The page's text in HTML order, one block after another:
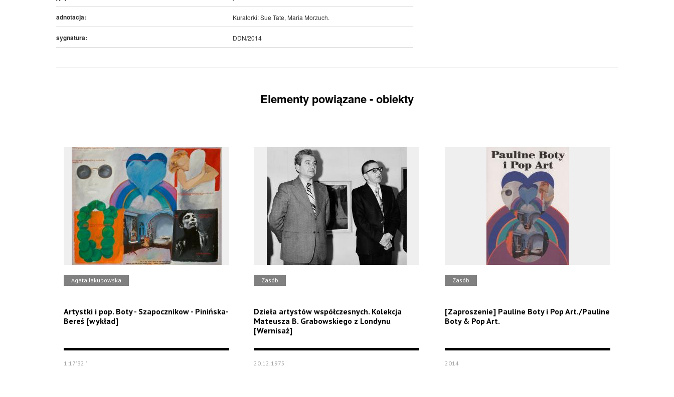
adnotacja: Kuratorki: Sue Tate, Maria Morzuch.
sygnatura: DDN/2014
Elementy powiązane - obiekty
Agata Jakubowska
Artystki i pop. Boty - Szapocznikow - Pinińska-
Bereś [wykład]
1:17'32''
Zasób
Dzieła artystów współczesnych. Kolekcja
Mateusza B. Grabowskiego z Londynu
[Wernisaż]
20.12.1975
Zasób
[Zaproszenie] Pauline Boty i Pop Art./Pauline
Boty & Pop Art.
2014